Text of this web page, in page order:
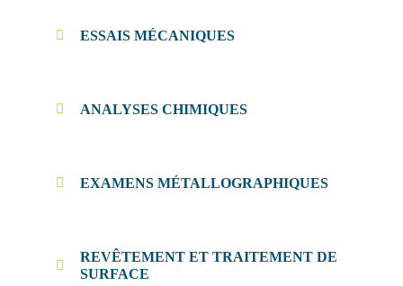
ESSAIS MÉCANIQUES
ANALYSES CHIMIQUES
EXAMENS MÉTALLOGRAPHIQUES
REVÊTEMENT ET TRAITEMENT DE
SURFACE